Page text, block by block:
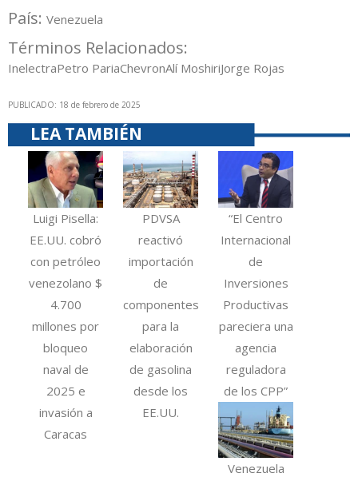
País: Venezuela
Términos Relacionados:
InelectraPetro PariaChevronAlí MoshiriJorge Rojas
PUBLICADO: 18 de febrero de 2025
LEA TAMBIÉN
Luigi Pisella:
EE.UU. cobró
con petróleo
venezolano $
4.700
millones por
bloqueo
naval de
2025 e
invasión a
Caracas
PDVSA
reactivó
importación
de
componentes
para la
elaboración
de gasolina
desde los
EE.UU.
“El Centro
Internacional
de
Inversiones
Productivas
pareciera una
agencia
reguladora
de los CPP”
Venezuela